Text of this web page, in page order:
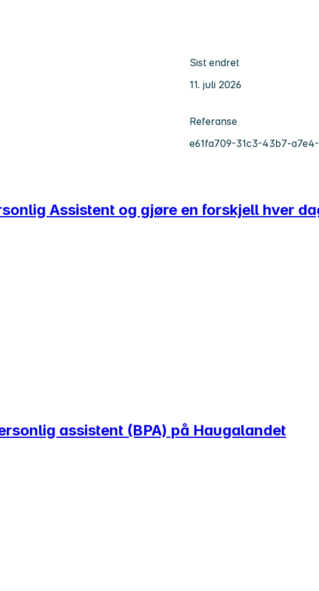
Sist endret
11. juli 2026
Referanse
e61fa709-31c3-43b7-
Assistent og gjøre en forskjell hver
assistent (BPA) på Haugalandet